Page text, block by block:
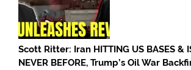
Scott Ritter: Iran HITTING US BASES &
NEVER BEFORE, Trump’s Oil War